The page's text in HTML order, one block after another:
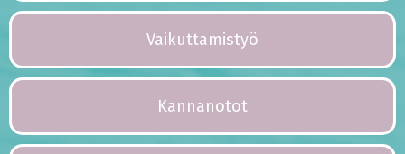
Vaikuttamistyö
Kannanotot